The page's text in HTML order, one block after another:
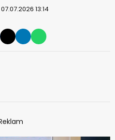
07.07.2026 13:14